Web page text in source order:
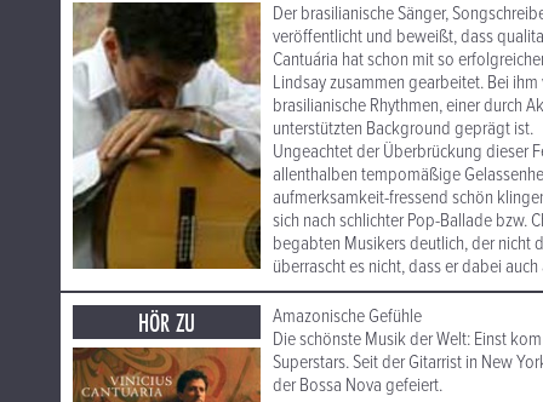
Der brasilianische Sänger,
veröffentlicht und beweißt, dass
Cantuária hat schon mit so
Lindsay zusammen gearbeitet. Bei
brasilianische Rhythmen, einer durch
unterstützten Background geprägt ist.
Ungeachtet der Überbrückung dieser
allenthalben tempomäßige
aufmerksamkeit-fressend schön
sich nach schlichter Pop-Ballade bzw.
begabten Musikers deutlich, der nicht
überrascht es nicht, dass er dabei
HÖR ZU
Amazonische Gefühle
Die schönste Musik der Welt: Einst
Superstars. Seit der Gitarrist in New
der Bossa Nova gefeiert.